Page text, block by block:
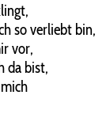
so verliebt bin,
vor,
da bist,